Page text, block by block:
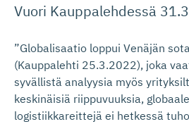
Vuori Kauppalehdessä
”Globalisaatio loppui Venäjän
(Kauppalehti 25.3.2022), joka
syvällistä analyysia myös
keskinäisiä riippuvuuksia,
logistiikkareittejä ei hetkessä